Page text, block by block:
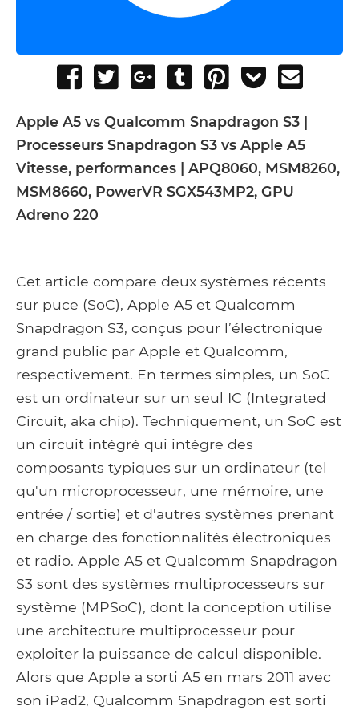
Share
Facebook
Tweet
Share
Google+
Post
Tumblr
Pin
Add
Pocket
Apple A5 vs Qualcomm Snapdragon S3 |
Processeurs Snapdragon S3 vs Apple A5
Vitesse, performances | APQ8060, MSM8260,
MSM8660, PowerVR SGX543MP2, GPU
Adreno 220
Cet article compare deux systèmes récents
sur puce (SoC), Apple A5 et Qualcomm
Snapdragon S3, conçus pour l’électronique
grand public par Apple et Qualcomm,
respectivement. En termes simples, un SoC
est un ordinateur sur un seul IC (Integrated
Circuit, aka chip). Techniquement, un SoC est
un circuit intégré qui intègre des
composants typiques sur un ordinateur (tel
qu'un microprocesseur, une mémoire, une
entrée / sortie) et d'autres systèmes prenant
en charge des fonctionnalités électroniques
et radio. Apple A5 et Qualcomm Snapdragon
S3 sont des systèmes multiprocesseurs sur
système (MPSoC), dont la conception utilise
une architecture multiprocesseur pour
exploiter la puissance de calcul disponible.
Alors que Apple a sorti A5 en mars 2011 avec
son iPad2, Qualcomm Snapdragon est sorti